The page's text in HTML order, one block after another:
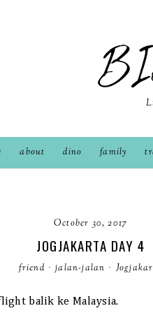
about dino family
October 30, 2017
JOGJAKARTA DAY 4
friend · jalan-jalan ·
balik ke Malaysia.